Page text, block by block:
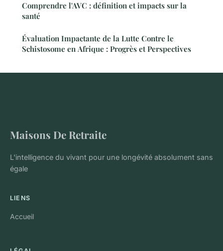
Comprendre l'AVC : définition et impacts sur la
santé
Évaluation Impactante de la Lutte Contre le
Schistosome en Afrique : Progrès et Perspectives
Maisons De Retraite
L'intelligence du vivant pour une longévité absolument sans
égale
LIENS
Accueil